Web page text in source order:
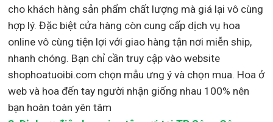
cho khách hàng sản phẩm chất lượng mà giá lại vô cùng
hợp lý. Đặc biệt cửa hàng còn cung cấp dịch vụ hoa
online vô cùng tiện lợi với giao hàng tận nơi miễn ship,
nhanh chóng. Bạn chỉ cần truy cập vào website
shophoatuoibi.com chọn mẫu ưng ý và chọn mua. Hoa ở
web và hoa đến tay người nhận giống nhau 100% nên
bạn hoàn toàn yên tâm